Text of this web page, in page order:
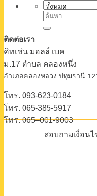
ค้นหา:
ติดต่อเรา
คิทเช่น มอลล์ เบค
ม.17 ตําบล คลองหนึ่ง
อําเภอคลองหลวง ปทุมธานี
โทร. 093-623-0184
โทร. 065-385-5917
โทร. 065–001-9003
สอบถามเงื่อน